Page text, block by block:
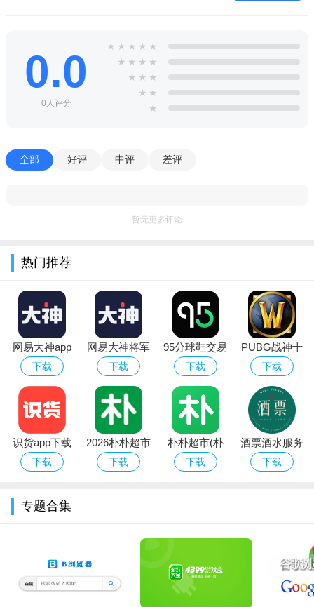
1.用户可以通过多种方式轻松赚取零花钱，如完成任务、调查
问卷等。
2.用户赚取的零花钱可以随时提现到支付宝账户，零门槛操作
方便快捷。
提高赚钱效率。
1.简单易用：界面简洁，操作简单，用户可以轻松发布和接受
任务。
0.0
0人评分
★ ★ ★ ★ ★
★ ★ ★ ★
★ ★ ★
★ ★
★
全部 好评 中评 差评
暂无更多评论
热门推荐
网易大神app
华为版下载官
方最新版
下载
网易大神将军
令下载安装官
方2026最新版
下载
95分球鞋交易
app平台下载
下载
PUBG战神十
字架下载安卓
免费版
下载
识货app下载
官方正版最新
下载
2026朴朴超市
app最新版本
下载
朴朴超市(朴
朴买菜)app安
下载
酒票酒水服务
app
下载
专题合集